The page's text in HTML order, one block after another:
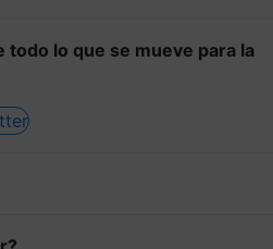
todo lo que se mueve para la